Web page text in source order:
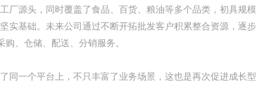
厂源头，同时覆盖了食品、百货、粮油等多个品类，初具规模
实基础。未来公司通过不断开拓批发客户积累整合资源，逐步
、仓储、配送、分销服务。
一个平台上，不只丰富了业务场景，这也是再次促进成长型